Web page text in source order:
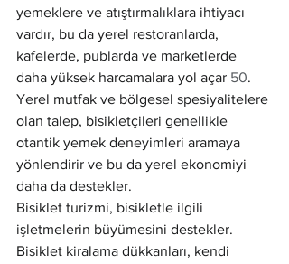
yemeklere ve atıştırmalıklara ihtiyacı
vardır, bu da yerel restoranlarda,
kafelerde, publarda ve marketlerde
daha yüksek harcamalara yol açar 50.
Yerel mutfak ve bölgesel spesiyalitelere
olan talep, bisikletçileri genellikle
otantik yemek deneyimleri aramaya
yönlendirir ve bu da yerel ekonomiyi
daha da destekler.
Bisiklet turizmi, bisikletle ilgili
işletmelerin büyümesini destekler.
Bisiklet kiralama dükkanları, kendi